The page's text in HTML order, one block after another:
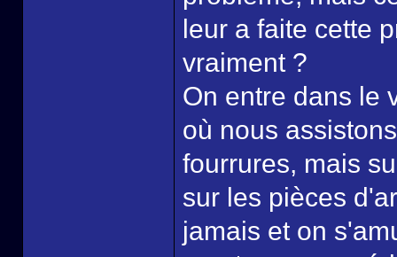
leur a faite cette
vraiment ?
On entre dans le
où nous
fourrures, mais
sur les pièces
jamais et on